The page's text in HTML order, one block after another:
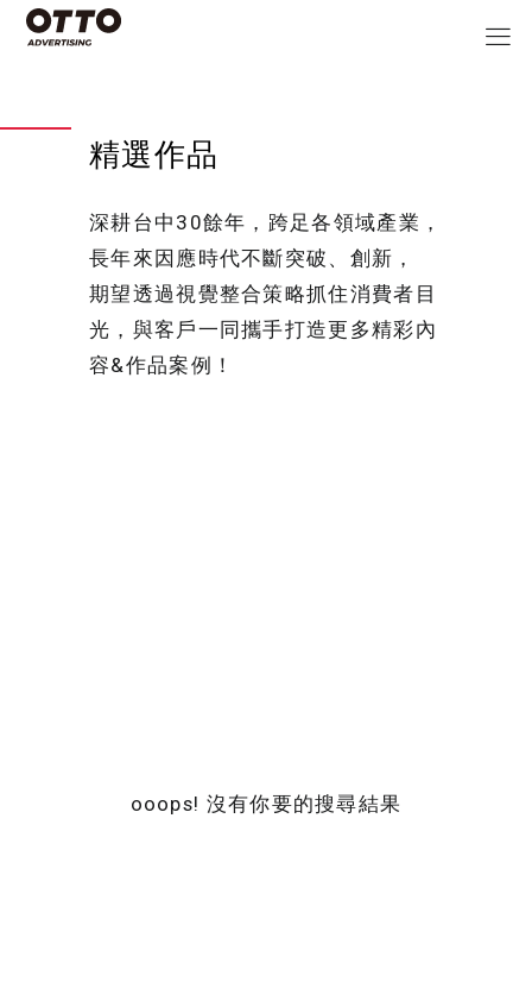
精選作品
深耕台中30餘年，跨足各領域產業，
長年來因應時代不斷突破、創新，
期望透過視覺整合策略抓住消費者目
光，與客戶一同攜手打造更多精彩內
容&作品案例！
ooops! 沒有你要的搜尋結果